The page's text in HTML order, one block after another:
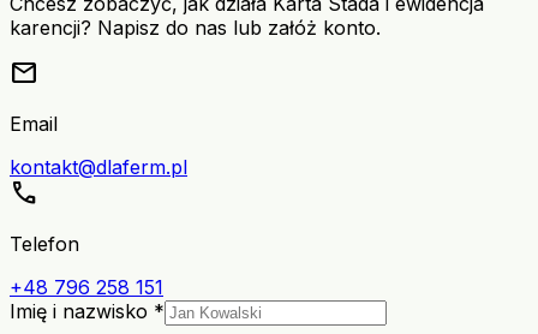
karencji? Napisz do nas lub załóż konto.
mail
Email
kontakt@dlaferm.pl
call
Telefon
+48 796 258 151
Imię i nazwisko *